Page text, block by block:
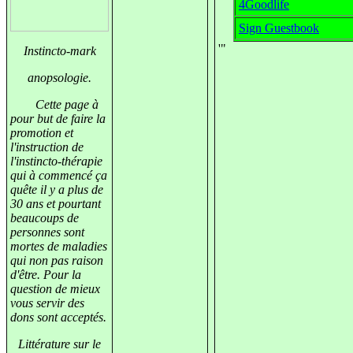
Instincto-mark
anopsologie.
Cette page à
pour but de faire la
promotion et
l'instruction de
l'instincto-thérapie
qui à commencé ça
quête il y a plus de
30 ans et pourtant
beaucoups de
personnes sont
mortes de maladies
qui non pas raison
d'être. Pour la
question de mieux
vous servir des
dons sont acceptés.
Littérature sur le
4Goodlife
Sign Guestbook